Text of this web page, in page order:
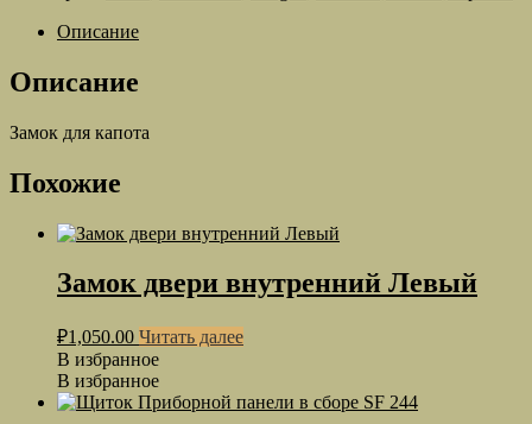
Описание
Описание
Замок для капота
Похожие
Замок двери внутренний Левый
₽1,050.00 Читать далее
В избранное
В избранное